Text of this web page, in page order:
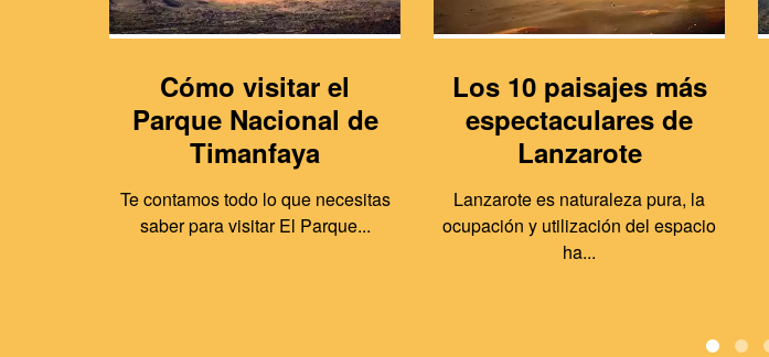
Cómo visitar el
Parque Nacional de
Timanfaya
Te contamos todo lo que necesitas
saber para visitar El Parque...
Los 10 paisajes más
espectaculares de
Lanzarote
Lanzarote es naturaleza pura, la
ocupación y utilización del espacio
ha...